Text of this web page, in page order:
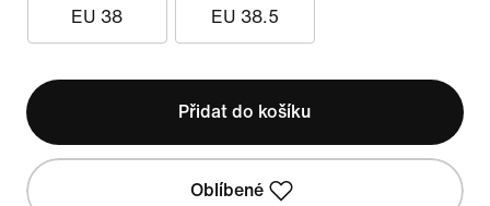
EU 38 EU 38.5
Přidat do košíku
Oblíbené